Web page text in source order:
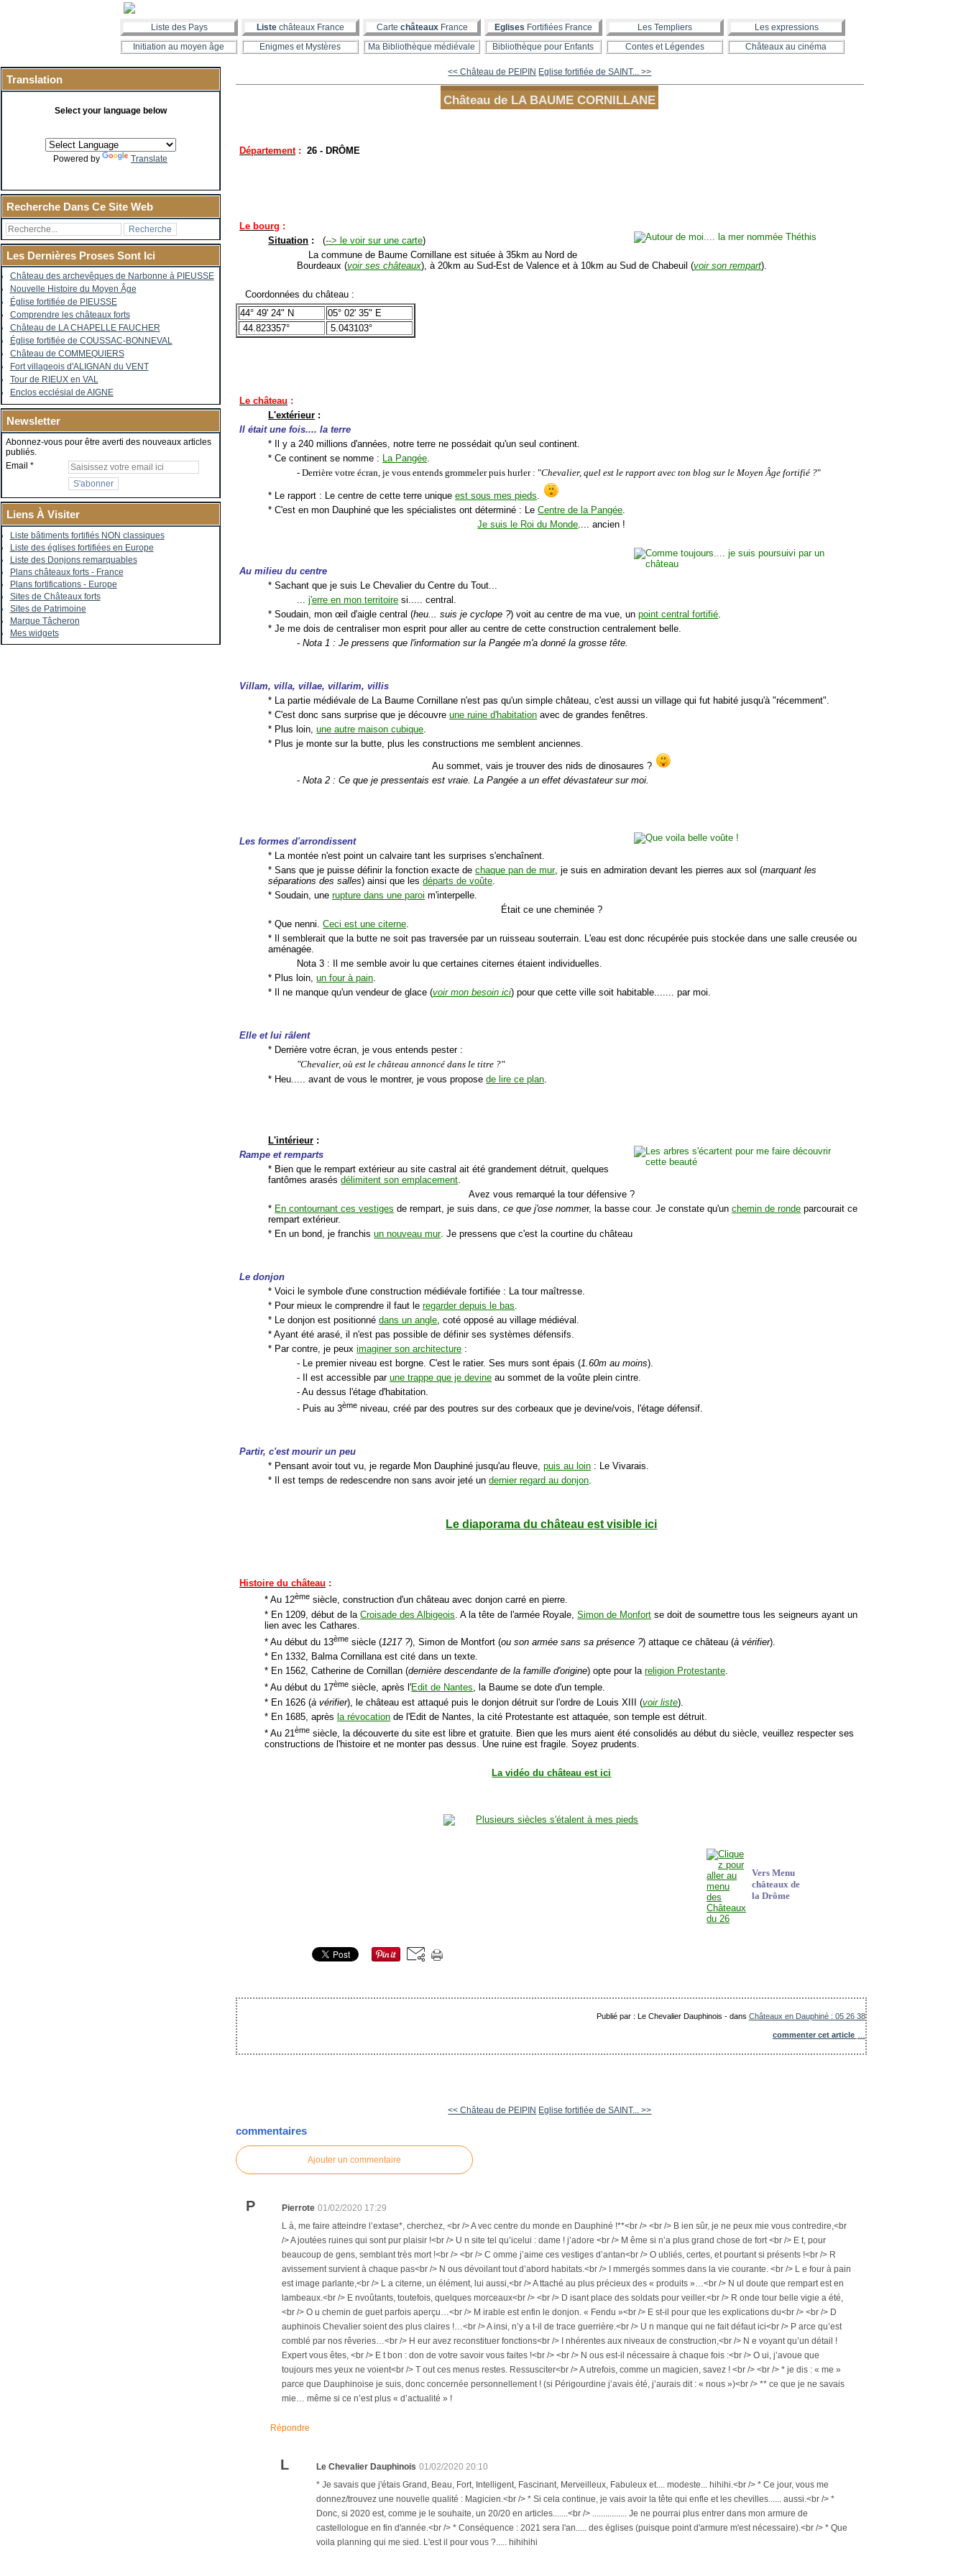
Liste des Pays Liste châteaux France Carte châteauxFrance Eglises Fortifiées France Les Templiers
Les expressions
Initiation au moyen âge
Enigmes et Mystères Ma Bibliothèque médiévale Bibliothèque pour Enfants Contes et Légendes Châteaux au cinéma
Translation
Select your language below
Powered by Translate
Recherche Dans Ce Site Web
Les Dernières Proses Sont Ici
Château des archevêques de Narbonne à PIEUSSE
Nouvelle Histoire du Moyen Âge
Église fortifiée de PIEUSSE
Comprendre les châteaux forts
Château de LA CHAPELLE FAUCHER
Église fortifiée de COUSSAC-BONNEVAL
Château de COMMEQUIERS
Fort villageois d'ALIGNAN du VENT
Tour de RIEUX en VAL
Enclos ecclésial de AIGNE
Newsletter
Abonnez-vous pour être averti des nouveaux articles
publiés.
Email
Liens À Visiter
Liste bâtiments fortifiés NON classiques
Liste des églises fortifiées en Europe
Liste des Donjons remarquables
Plans châteaux forts - France
Plans fortifications - Europe
Sites de Châteaux forts
Sites de Patrimoine
Marque Tâcheron
Mes widgets
<< Château de PEIPIN Eglise fortifiée de SAINT... >>
Château de LA BAUME CORNILLANE
Département : 26 - DRÔME
Le bourg :
Situation : (--> le voir sur une carte)
La commune de Baume Cornillane est située à 35km au Nord de
Bourdeaux (voir ses châteaux), à 20km au Sud-Est de Valence et à 10km au Sud de Chabeuil (voir son rempart).
Coordonnées du château :
44° 49' 24" N
05° 02' 35" E
44.823357°
5.043103°
Le château :
L'extérieur :
Il était une fois.... la terre
* Il y a 240 millions d'années, notre terre ne possédait qu'un seul continent.
* Ce continent se nomme :
La Pangée
- Derrière votre écran, je vous entends grommeler puis hurler : "Chevalier, quel est le rapport avec ton blog sur le Moyen Âge fortifié ?"
* Le rapport : Le centre de cette terre uniqueest sous mes pieds
* C'est en mon Dauphiné que les spécialistes ont déterminé : LeCentre de la Pangée
Je suis le Roi du Monde .... ancien !
Au milieu du centre
* Sachant que je suis Le Chevalier du Centre du Tout...
...j'erre en mon territoire si..... central.
* Soudain, mon œil d'aigle central (heu... suis je cyclope ?) voit au centre de ma vue, unpoint central fortifié
* Je me dois de centraliser mon esprit pour aller au centre de cette construction centralement belle.
- Nota 1 : Je pressens que l'information sur la Pangée m'a donné la grosse tête.
Villam, villa, villae, villarim, villis
* La partie médiévale de La Baume Cornillane n'est pas qu'un simple château, c'est aussi un village qui fut habité jusqu'à "récemment".
* C'est donc sans surprise que je découvreune ruine d'habitation avec de grandes fenêtres.
* Plus loin,une autre maison cubique
* Plus je monte sur la butte, plus les constructions me semblent anciennes.
Au sommet, vais je trouver des nids de dinosaures ?
-Nota 2 : Ce que je pressentais est vraie. La Pangée a un effet dévastateur sur moi.
Les formes d'arrondissent
* La montée n'est point un calvaire tant les surprises s'enchaînent.
* Sans que je puisse définir la fonction exacte dechaque pan de mur, je suis en admiration devant les pierres aux sol (marquant les
séparations des salles) ainsi que lesdéparts de voûte
* Soudain, unerupture dans une paroi m'interpelle.
Était ce une cheminée ?
* Que nenni.Ceci est une citerne
* Il semblerait que la butte ne soit pas traversée par un ruisseau souterrain. L'eau est donc récupérée puis stockée dans une salle creusée ou
aménagée.
Nota 3 : Il me semble avoir lu que certaines citernes étaient individuelles.
* Plus loin,un four à pain
* Il ne manque qu'un vendeur de glace (voir mon besoin ici) pour que cette ville soit habitable....... par moi.
Elle et lui râlent
* Derrière votre écran, je vous entends pester :
"Chevalier, où est le château annoncé dans le titre ?"
* Heu..... avant de vous le montrer, je vous proposede lire ce plan
L'intérieur :
Rampe et remparts
* Bien que le rempart extérieur au site castral ait été grandement détruit, quelques
fantômes arasésdélimitent son emplacement
Avez vous remarqué la tour défensive ?
* En contournant ces vestiges de rempart, je suis dans,ce que j'ose nommer, la basse cour. Je constate qu'unchemin de ronde parcourait ce
rempart extérieur.
* En un bond, je franchisun nouveau mur. Je pressens que c'est la courtine du château
Le donjon
* Voici le symbole d'une construction médiévale fortifiée : La tour maîtresse.
* Pour mieux le comprendre il faut leregarder depuis le bas
* Le donjon est positionnédans un angle , coté opposé au village médiéval.
* Ayant été arasé, il n'est pas possible de définir ses systèmes défensifs.
* Par contre, je peuximaginer son architecture :
- Le premier niveau est borgne. C'est le ratier. Ses murs sont épais (1.60m au moins).
- Il est accessible parune trappe que je devine au sommet de la voûte plein cintre.
- Au dessus l'étage d'habitation.
- Puis au 3ème niveau, créé par des poutres sur des corbeaux que je devine/vois, l'étage défensif.
Partir, c'est mourir un peu
* Pensant avoir tout vu, je regarde Mon Dauphiné jusqu'au fleuve,puis au loin : Le Vivarais.
* Il est temps de redescendre non sans avoir jeté undernier regard au donjon.
Le diaporama du château est visible ici
Histoire du château :
* Au 12ème siècle, construction d'un château avec donjon carré en pierre.
* En 1209, début de laCroisade des Albigeois . A la tête de l'armée Royale,Simon de Monfort se doit de soumettre tous les seigneurs ayant un
lien avec les Cathares.
* Au début du 13ème siècle (1217 ?), Simon de Montfort (ou son armée sans sa présence ?) attaque ce château (à vérifier).
* En 1332, Balma Cornillana est cité dans un texte.
* En 1562, Catherine de Cornillan (dernière descendante de la famille d'origine) opte pour lareligion Protestante.
* Au début du 17ème siècle, après l'Edit de Nantes, la Baume se dote d'un temple.
* En 1626 (à vérifier), le château est attaqué puis le donjon détruit sur l'ordre de Louis XIII (voir liste).
* En 1685, aprèsla révocation de l'Edit de Nantes, la cité Protestante est attaquée, son temple est détruit.
* Au 21ème siècle, la découverte du site est libre et gratuite. Bien que les murs aient été consolidés au début du siècle, veuillez respecter ses
constructions de l'histoire et ne monter pas dessus. Une ruine est fragile. Soyez prudents.
La vidéo du château est ici
Vers Menu
châteauxde
la Drôme
Publié par : Le Chevalier Dauphinois -dans Châteaux en Dauphiné : 05 26 38
commenter cet article
<< Château de PEIPIN Eglise fortifiée de SAINT... >>
commentaires
Ajouter un commentaire
P Pierrote 01/02/2020 17:29
L à, me faire atteindre l’extase*, cherchez, <br /> A vec centre du monde en Dauphiné !**<br /> <br /> B ien sûr, je ne peux mie vous contredire,<br
/> A joutées ruines qui sont pur plaisir !<br /> U n site tel qu’icelui : dame ! j’adore <br /> M ême si n’a plus grand chose de fort <br /> E t, pour
beaucoup de gens, semblant très mort !<br /> <br /> C omme j’aime ces vestiges d’antan<br /> O ubliés, certes, et pourtant si présents !<br /> R
avissement survient à chaque pas<br /> N ous dévoilant tout d’abord habitats.<br /> I mmergés sommes dans la vie courante. <br /> L e four à pain
est image parlante,<br /> L a citerne, un élément, lui aussi,<br /> A ttaché au plus précieux des « produits »…<br /> N ul doute que rempart est en
lambeaux.<br /> E nvoûtants, toutefois, quelques morceaux<br /> <br /> D isant place des soldats pour veiller.<br /> R onde tour belle vigie a été,
<br /> O u chemin de guet parfois aperçu…<br /> M irable est enfin le donjon. « Fendu »<br /> E st-il pour que les explications du<br /> <br /> D
auphinois Chevalier soient des plus claires !…<br /> A insi, n’y a t-il de trace guerrière.<br /> U n manque qui ne fait défaut ici<br /> P arce qu’est
comblé par nos rêveries…<br /> H eur avez reconstituer fonctions<br /> I nhérentes aux niveaux de construction,<br /> N e voyant qu’un détail !
Expert vous êtes, <br /> E t bon : don de votre savoir vous faites !<br /> <br /> N ous est-il nécessaire à chaque fois :<br /> O ui, j’avoue que
toujours mes yeux ne voient<br /> T out ces menus restes. Ressusciter<br /> A utrefois, comme un magicien, savez ! <br /> <br /> * je dis : « me »
parce que Dauphinoise je suis, donc concernée personnellement ! (si Périgourdine j’avais été, j’aurais dit : « nous »)<br /> ** ce que je ne savais
mie… même si ce n’est plus « d’actualité » !
Répondre
L Le Chevalier Dauphinois 01/02/2020 20:10
* Je savais que j'étais Grand, Beau, Fort, Intelligent, Fascinant, Merveilleux, Fabuleux et.... modeste... hihihi.<br /> * Ce jour, vous me
donnez/trouvez une nouvelle qualité : Magicien.<br /> * Si cela continue, je vais avoir la tête qui enfle et les chevilles...... aussi.<br /> *
Donc, si 2020 est, comme je le souhaite, un 20/20 en articles.......<br /> ................ Je ne pourrai plus entrer dans mon armure de
castellologue en fin d'année.<br /> * Conséquence : 2021 sera l'an..... des églises (puisque point d'armure m'est nécessaire).<br /> * Que
voila planning qui me sied. L'est il pour vous ?..... hihihihi